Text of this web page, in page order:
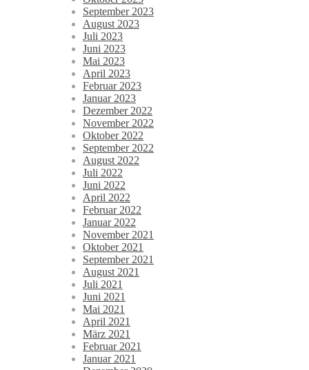
September 2023
August 2023
Juli 2023
Juni 2023
Mai 2023
April 2023
Februar 2023
Januar 2023
Dezember 2022
November 2022
Oktober 2022
September 2022
August 2022
Juli 2022
Juni 2022
April 2022
Februar 2022
Januar 2022
November 2021
Oktober 2021
September 2021
August 2021
Juli 2021
Juni 2021
Mai 2021
April 2021
März 2021
Februar 2021
Januar 2021